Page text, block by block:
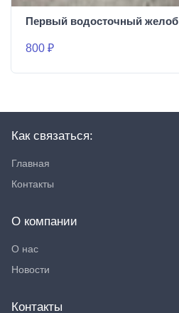
Первый водосточный желоб
800 ₽
Как связаться:
Главная
Контакты
О компании
О нас
Новости
Контакты